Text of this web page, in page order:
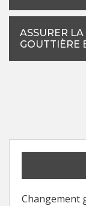
ASSURER
GOUTTIÈRE
Changement